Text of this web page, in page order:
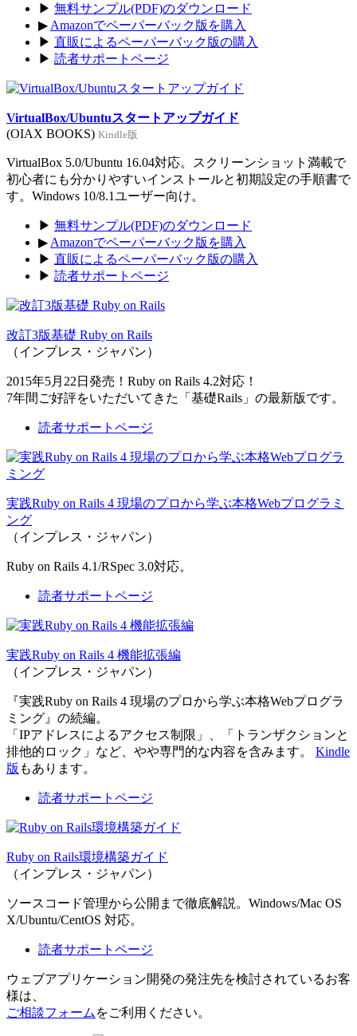
▶ 無料サンプル(PDF)のダウンロード
▶ Amazonでペーパーバック版を購入
▶ 直販によるペーパーバック版の購入
▶ 読者サポートページ
VirtualBox/Ubuntuスタートアップガイド
(OIAX BOOKS) Kindle版
VirtualBox 5.0/Ubuntu 16.04対応。スクリーンショット満載で
初心者にも分かりやすいインストールと初期設定の手順書で
す。Windows 10/8.1ユーザー向け。
▶ 無料サンプル(PDF)のダウンロード
▶ Amazonでペーパーバック版を購入
▶ 直販によるペーパーバック版の購入
▶ 読者サポートページ
改訂3版基礎 Ruby on Rails
（インプレス・ジャパン）
2015年5月22日発売！Ruby on Rails 4.2対応！
7年間ご好評をいただいてきた「基礎Rails」の最新版です。
読者サポートページ
実践Ruby on Rails 4 現場のプロから学ぶ本格Webプログラミ
ング
（インプレス・ジャパン）
Ruby on Rails 4.1/RSpec 3.0対応。
読者サポートページ
実践Ruby on Rails 4 機能拡張編
（インプレス・ジャパン）
『実践Ruby on Rails 4 現場のプロから学ぶ本格Webプログラ
ミング』の続編。
「IPアドレスによるアクセス制限」、「トランザクションと
排他的ロック」など、やや専門的な内容を含みます。 Kindle
版 もあります。
読者サポートページ
Ruby on Rails環境構築ガイド
（インプレス・ジャパン）
ソースコード管理から公開まで徹底解説。Windows/Mac OS
X/Ubuntu/CentOS 対応。
読者サポートページ
ウェブアプリケーション開発の発注先を検討されているお客
様は、
ご相談フォーム をご利用ください。